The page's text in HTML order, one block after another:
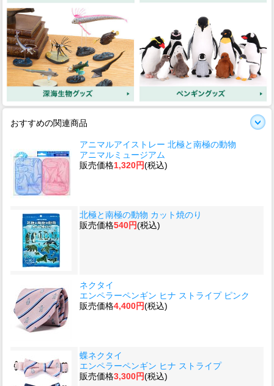
おすすめの関連商品
アニマルアイストレー 北極と南極の動物
アニマルミュージアム
販売価格1,320円(税込)
北極と南極の動物 カット焼のり
販売価格540円(税込)
ネクタイ
エンペラーペンギン ヒナ ストライプ ピンク
販売価格4,400円(税込)
蝶ネクタイ
エンペラーペンギン ヒナ ストライプ
販売価格3,300円(税込)